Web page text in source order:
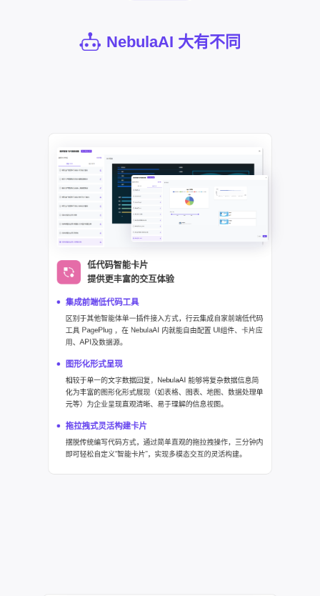
NebulaAI 大有不同
低代码智能卡片
提供更丰富的交互体验
集成前端低代码工具
区别于其他智能体单一插件接入方式，行云集成自家前端低代码
工具 PagePlug ，在 NebulaAI 内就能自由配置 UI组件、卡片应
用、API及数据源。
图形化形式呈现
相较于单一的文字数据回复，NebulaAI 能够将复杂数据信息简
化为丰富的图形化形式展现（如表格、图表、地图、数据处理单
元等）为企业呈现直观清晰、易于理解的信息视图。
拖拉拽式灵活构建卡片
摆脱传统编写代码方式，通过简单直观的拖拉拽操作，三分钟内
即可轻松自定义“智能卡片”，实现多模态交互的灵活构建。